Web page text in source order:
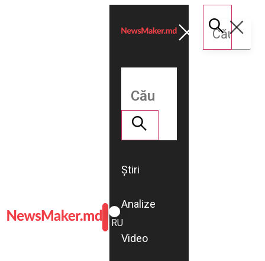
ROMÂNĂ
RU
Știri
Analize
Video